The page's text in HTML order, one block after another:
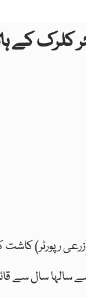
کلرک کے
رپورٹر)
سالہا سال سے